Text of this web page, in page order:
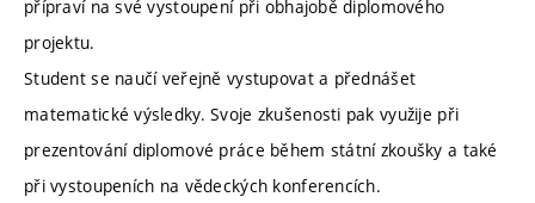
přípraví na své vystoupení při obhajobě diplomového
projektu.
Student se naučí veřejně vystupovat a přednášet
matematické výsledky. Svoje zkušenosti pak využije při
prezentování diplomové práce během státní zkoušky a také
při vystoupeních na vědeckých konferencích.